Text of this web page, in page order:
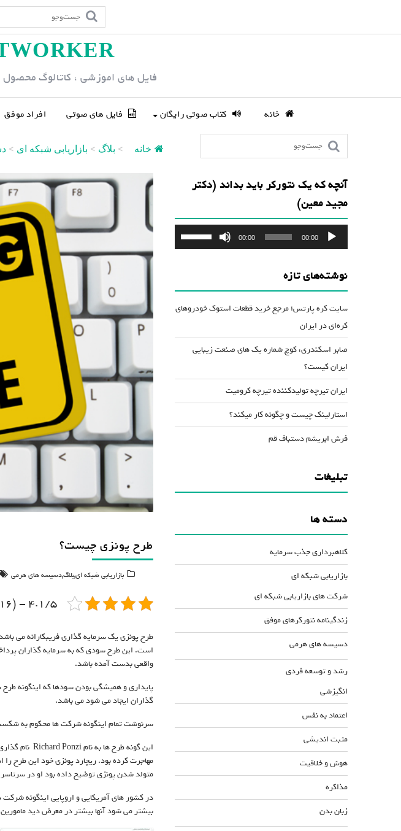
o
فایل های اموزشی ، کاتالوگ
خانه کتاب صوتی رایگان فایل های صوتی افراد موفق
خانه > بلاگ > بازاریابی شبکه ای >
طرح پونزی چیست؟
بازاریابی شبکه ای,بلاگ,دسیسه های هرمی
4.1/5 - (16 امتیاز)
طرح پونزی یک سرمایه گذاری فریبکارانه می
است. این طرح سودی که به سرمایه گذاران
واقعی بدست آمده باشد.
پایداری و همیشگی بودن سودها که اینگونه
گذاران ایجاد می شود می باشد.
سرنوشت تمام اینگونه شرکت ها محکوم به
متولد شدن پونزی توضیح داده بود او در
در کشور های آمریکایی و اروپایی اینگونه
بیشتر می شود آنها بیشتر در معرض دید
آنچه که یک نتورکر باید بداند (دکتر
مجید معین)
پخش‌کننده
صوت
00:00
00:00
برای
افزایش
کلیدهای
استفاده
نوشته‌های تازه
سایت کره پارتس؛ مرجع خرید قطعات استوک خودروهای
کره‌ای در ایران
صابر اسکندری، کوچ شماره یک های صنعت زیبایی
ایران کیست؟
ایران تیرچه تولیدکننده تیرچه کرومیت
استارلینک چیست و چگونه کار میکند؟
فرش ابریشم دستباف قم
تبلیغات
دسته ها
کلاهبرداری جذب سرمایه
بازاریابی شبکه ای
شرکت های بازاریابی شبکه ای
زندگینامه نتورکرهای موفق
دسیسه های هرمی
رشد و توسعه فردی
انگیزشی
اعتماد به نفس
مثبت اندیشی
هوش و خلاقیت
مذاکره
زبان بدن